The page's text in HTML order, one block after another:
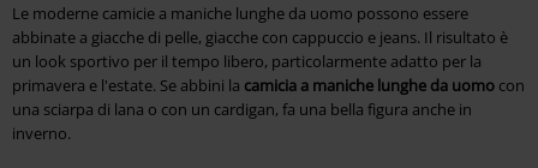
Le moderne camicie a maniche lunghe da uomo possono essere
abbinate a giacche di pelle, giacche con cappuccio e jeans. Il risultato è
un look sportivo per il tempo libero, particolarmente adatto per la
primavera e l'estate. Se abbini la camicia a maniche lunghe da uomo con
una sciarpa di lana o con un cardigan, fa una bella figura anche in
inverno.